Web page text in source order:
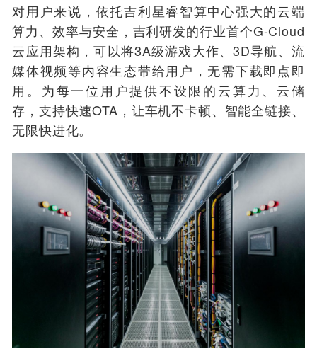
对用户来说，依托吉利星睿智算中心强大的云端
算力、效率与安全，吉利研发的行业首个G-Cloud
云应用架构，可以将3A级游戏大作、3D导航、流
媒体视频等内容生态带给用户，无需下载即点即
用。为每一位用户提供不设限的云算力、云储
存，支持快速OTA，让车机不卡顿、智能全链接、
无限快进化。